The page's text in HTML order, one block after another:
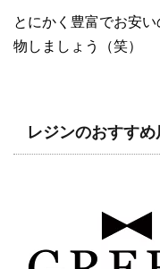
とにかく豊富でお安
物しましょう（笑）
レジンのおすすめ